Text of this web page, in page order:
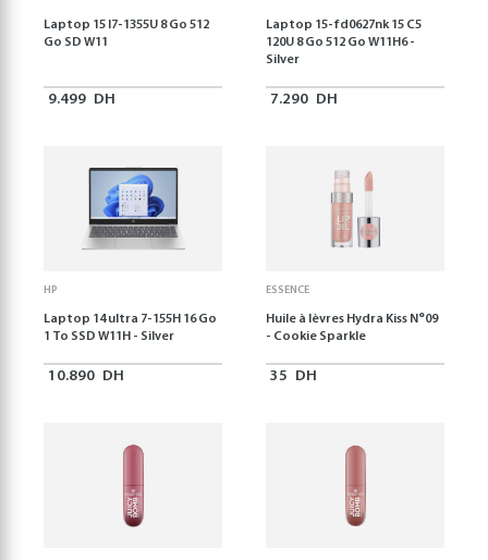
Laptop 15 I7-1355U 8 Go 512
Go SD W11
9.499 DH
Laptop 15-fd0627nk 15 C5
120U 8 Go 512 Go W11H6 -
Silver
7.290 DH
HP
Laptop 14 ultra 7-155H 16 Go
1 To SSD W11H - Silver
10.890 DH
ESSENCE
Huile à lèvres Hydra Kiss N°09
- Cookie Sparkle
35 DH